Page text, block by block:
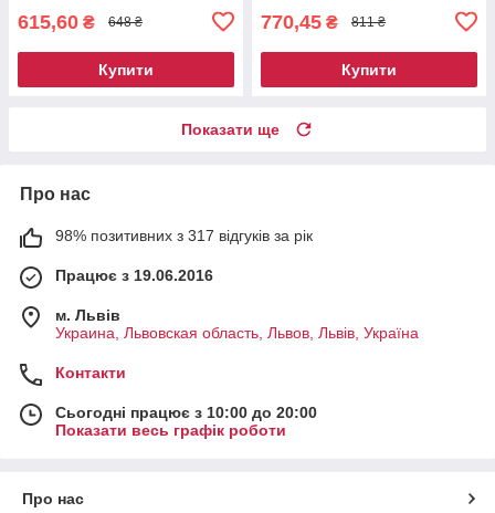
615,60 ₴ 648 ₴
Купити
770,45 ₴ 811 ₴
Купити
Показати ще
Про нас
98% позитивних з 317 відгуків за рік
Працює з 19.06.2016
м. Львів
Украина, Львовская область, Львов, Львів, Україна
Контакти
Сьогодні працює з 10:00 до 20:00
Показати весь графік роботи
Про нас